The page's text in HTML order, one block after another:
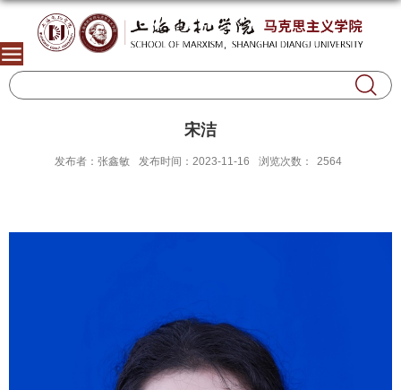
宋洁
发布者：张鑫敏 发布时间：2023-11-16 浏览次数： 2564